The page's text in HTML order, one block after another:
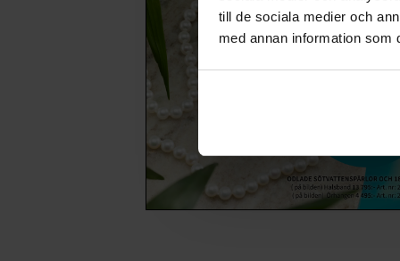
till de sociala medier och
med annan information som